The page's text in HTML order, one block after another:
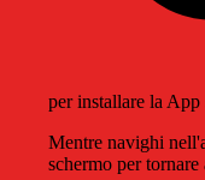
per installare la
Mentre navighi
schermo per